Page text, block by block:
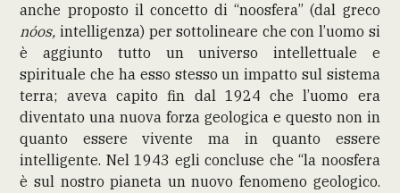
anche proposto il concetto di “noosfera” (dal greco
nóos, intelligenza) per sottolineare che con l’uomo si
è aggiunto tutto un universo intellettuale e
spirituale che ha esso stesso un impatto sul sistema
terra; aveva capito fin dal 1924 che l’uomo era
diventato una nuova forza geologica e questo non in
quanto essere vivente ma in quanto essere
intelligente. Nel 1943 egli concluse che “la noosfera
è sul nostro pianeta un nuovo fenomeno geologico.